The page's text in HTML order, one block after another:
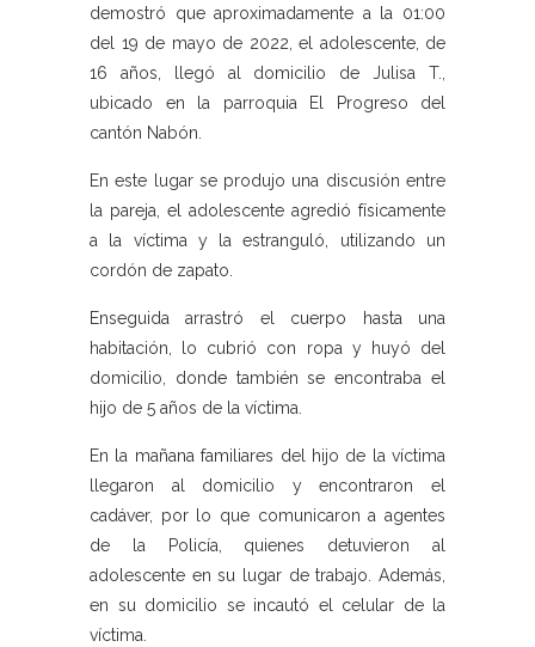
demostró que aproximadamente a la 01:00
del 19 de mayo de 2022, el adolescente, de
16 años, llegó al domicilio de Julisa T.,
ubicado en la parroquia El Progreso del
cantón Nabón.
En este lugar se produjo una discusión entre
la pareja, el adolescente agredió físicamente
a la víctima y la estranguló, utilizando un
cordón de zapato.
Enseguida arrastró el cuerpo hasta una
habitación, lo cubrió con ropa y huyó del
domicilio, donde también se encontraba el
hijo de 5 años de la víctima.
En la mañana familiares del hijo de la víctima
llegaron al domicilio y encontraron el
cadáver, por lo que comunicaron a agentes
de la Policía, quienes detuvieron al
adolescente en su lugar de trabajo. Además,
en su domicilio se incautó el celular de la
víctima.